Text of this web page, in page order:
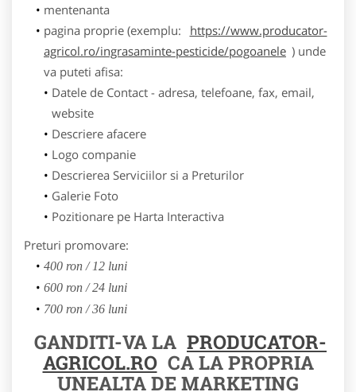
mentenanta
pagina proprie (exemplu:
https://www.producator-
agricol.ro/ingrasaminte-pesticide/pogoanele ) unde
va puteti afisa:
Datele de Contact - adresa, telefoane, fax, email,
website
Descriere afacere
Logo companie
Descrierea Serviciilor si a Preturilor
Galerie Foto
Pozitionare pe Harta Interactiva
Preturi promovare:
400 ron / 12 luni
600 ron / 24 luni
700 ron / 36 luni
GANDITI-VA LA PRODUCATOR-
AGRICOL.RO CA LA PROPRIA
UNEALTA DE MARKETING